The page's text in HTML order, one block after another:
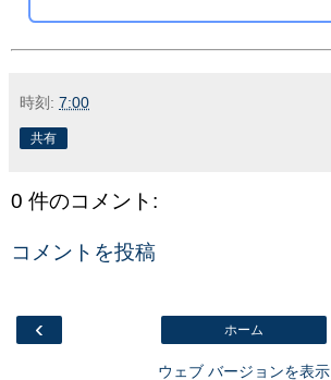
時刻: 7:00
共有
0 件のコメント:
コメントを投稿
‹ ホーム
ウェブ バージョンを表示